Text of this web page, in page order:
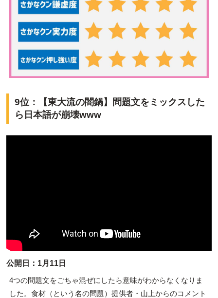
9位：【東大流の闇鍋】問題文をミックスした
ら日本語が崩壊www
公開日：1月11日
4つの問題文をごちゃ混ぜにしたら意味がわからなくなりま
した。食材（という名の問題）提供者・山上からのコメント